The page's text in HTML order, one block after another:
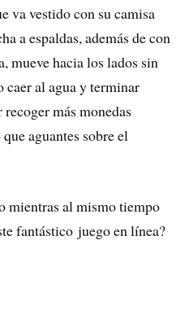
va vestido con su camisa
a espaldas, además de con
mueve hacia los lados sin
al agua y terminar
más monedas
aguantes sobre el
mientras al mismo tiempo
fantástico juego en línea?